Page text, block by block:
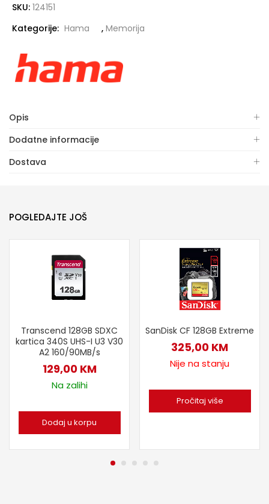
SKU: 124151
Kategorije: Hama , Memorija
Opis
Dodatne informacije
Dostava
POGLEDAJTE JOŠ
Transcend 128GB SDXC
kartica 340S UHS-I U3 V30
A2 160/90MB/s
129,00 KM
Na zalihi
Dodaj u korpu
SanDisk CF 128GB Extreme
325,00 KM
Nije na stanju
Pročitaj više